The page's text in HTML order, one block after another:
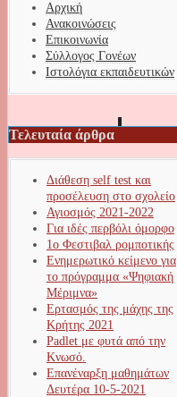
Αρχική
Ανακοινώσεις
Επικοινωνία
Σύλλογος Γονέων
Ιστολόγια εκπαιδευτικών
Τελευταία άρθρα
Διάθεση self test και
προσέλευση στο σχολείο
Αγιοσμός 2021-2022
Για ιδές περβόλι όμορφο
1ο Φεστιβαλ ρομποτικής
Ενημερωτικό κείμενο για
το πρόγραμμα «Ψηφιακή
Μέριμνα»
Ερτασμός της μάχης της
Κρήτης 2021
Padlet με φυτά από την
Κνωσό.
Επανέναρξη μαθημάτων
Δευτέρα 10-5-2021